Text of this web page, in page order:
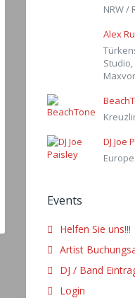
NRW /
Alex
DJ Joe
Europe
Events
Helfen Sie uns!!!
Artist
DJ / Band
Login